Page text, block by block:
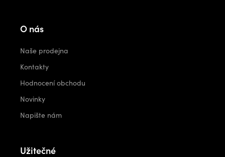
O nás
Naše prodejna
Kontakty
Hodnocení obchodu
Novinky
Napište nám
Užitečné